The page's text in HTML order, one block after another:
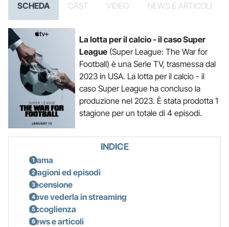
SCHEDA CAST VIDEO NEWS E ARTICOLI
La lotta per il calcio - il caso Super
League(Super League: The War for
Football) è una Serie TV, trasmessa dal
2023 in USA. La lotta per il calcio - il
caso Super League ha concluso la
produzione nel 2023. È stata prodotta 1
stagione per un totale di 4 episodi.
INDICE
Trama
Stagioni ed episodi
Recensione
Dove vederla in streaming
Accoglienza
News e articoli